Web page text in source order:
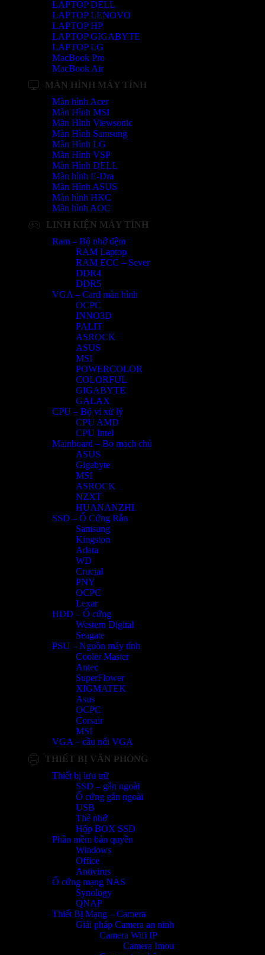
LAPTOP DELL
LAPTOP LENOVO
LAPTOP HP
LAPTOP GIGABYTE
LAPTOP LG
MacBook Pro
MacBook Air
MÀN HÌNH MÁY TÍNH
Màn hình Acer
Màn Hình MSI
Màn Hình Viewsonic
Màn Hình Samsung
Màn Hình LG
Màn Hình VSP
Màn Hình DELL
Màn hình E-Dra
Màn Hình ASUS
Màn hình HKC
Màn hình AOC
LINH KIỆN MÁY TÍNH
Ram – Bộ nhớ đệm
RAM Laptop
RAM ECC – Sever
DDR4
DDR5
VGA – Card màn hình
OCPC
INNO3D
PALIT
ASROCK
ASUS
MSI
POWERCOLOR
COLORFUL
GIGABYTE
GALAX
CPU – Bộ vi xử lý
CPU AMD
CPU Intel
Mainboard – Bo mạch chủ
ASUS
Gigabyte
MSI
ASROCK
NZXT
HUANANZHI
SSD – Ổ Cứng Rắn
Samsung
Kingston
Adata
WD
Crucial
PNY
OCPC
Lexar
HDD – Ổ cứng
Western Digital
Seagate
PSU – Nguồn máy tính
Cooler Master
Antec
SuperFlower
XIGMATEK
Asus
OCPC
Corsair
MSI
VGA – cầu nối VGA
THIẾT BỊ VĂN PHÒNG
Thiết bị lưu trữ
SSD – gắn ngoài
Ổ cứng gắn ngoài
USB
Thẻ nhớ
Hộp BOX SSD
Phần mềm bản quyền
Windows
Office
Antivirus
Ổ cứng mạng NAS
Synology
QNAP
Thiết Bị Mạng – Camera
Giải pháp Camera an ninh
Camera Wifi IP
Camera Imou